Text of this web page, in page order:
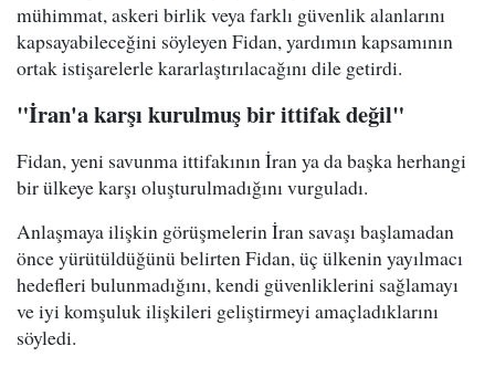
mühimmat, askeri birlik veya farklı güvenlik alanlarını
kapsayabileceğini söyleyen Fidan, yardımın kapsamının
ortak istişarelerle kararlaştırılacağını dile getirdi.
"İran'a karşı kurulmuş bir ittifak değil"
Fidan, yeni savunma ittifakının İran ya da başka herhangi
bir ülkeye karşı oluşturulmadığını vurguladı.
Anlaşmaya ilişkin görüşmelerin İran savaşı başlamadan
önce yürütüldüğünü belirten Fidan, üç ülkenin yayılmacı
hedefleri bulunmadığını, kendi güvenliklerini sağlamayı
ve iyi komşuluk ilişkileri geliştirmeyi amaçladıklarını
söyledi.